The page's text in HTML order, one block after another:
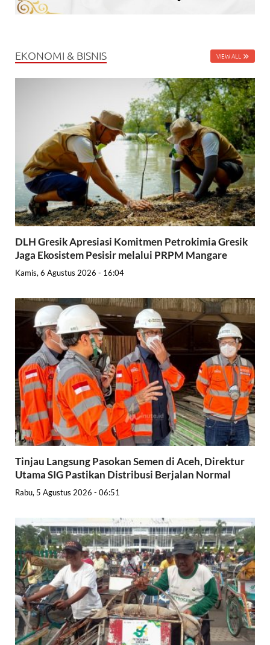
EKONOMI & BISNIS VIEW ALL
DLH Gresik Apresiasi Komitmen Petrokimia Gresik
Jaga Ekosistem Pesisir melalui PRPM Mangare
Kamis, 6 Agustus 2026 - 16:04
Tinjau Langsung Pasokan Semen di Aceh, Direktur
Utama SIG Pastikan Distribusi Berjalan Normal
Rabu, 5 Agustus 2026 - 06:51